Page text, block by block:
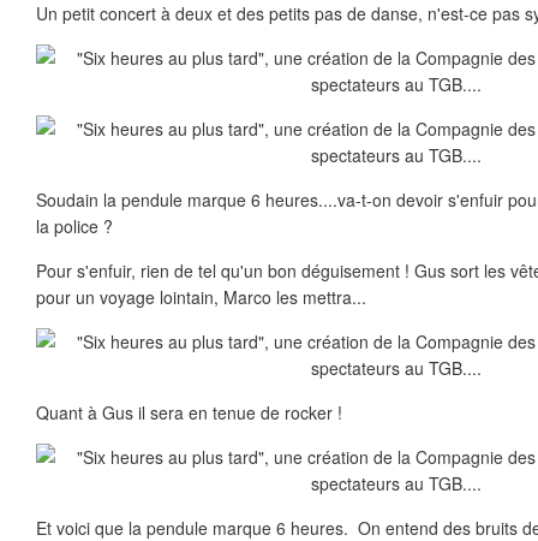
Un petit concert à deux et des petits pas de danse, n'est-ce pas
Soudain la pendule marque 6 heures....va-t-on devoir s'enfuir
la police ?
Pour s'enfuir, rien de tel qu'un bon déguisement ! Gus sort les
pour un voyage lointain, Marco les mettra...
Quant à Gus il sera en tenue de rocker !
Et voici que la pendule marque 6 heures. On entend des bruits